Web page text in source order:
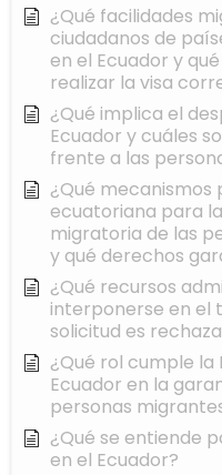
¿Qué facilidades
ciudadanos de
en el Ecuador y
realizar la visa
¿Qué implica el
Ecuador y cuáles
frente a las
¿Qué
ecuatoriana para
migratoria de las
y qué derechos
¿Qué recursos
interponerse en el
solicitud es
¿Qué rol cumple
Ecuador en la
personas
¿Qué se entiende
en el Ecuador?